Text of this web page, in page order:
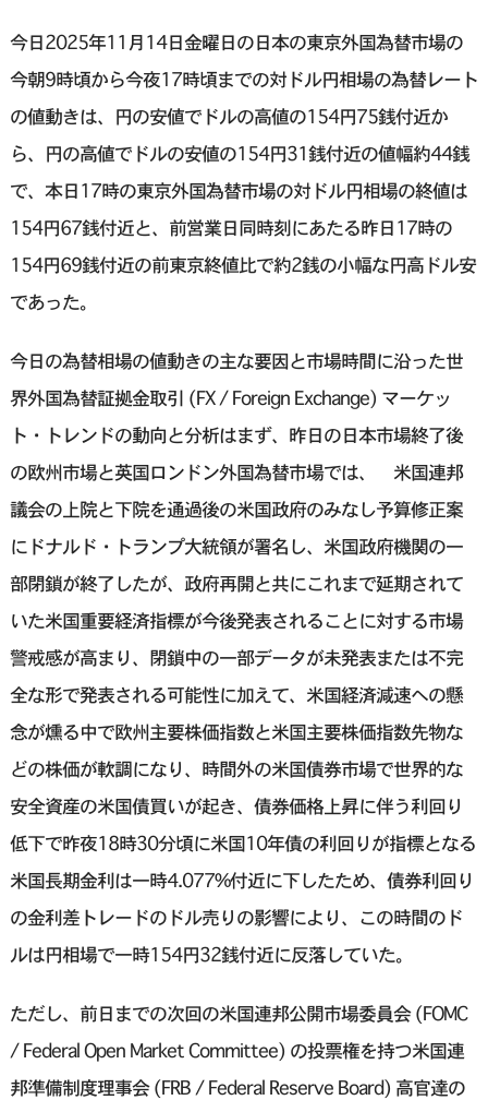
今日2025年11月14日金曜日の日本の東京外国為替市場の
今朝9時頃から今夜17時頃までの対ドル円相場の為替レート
の値動きは、円の安値でドルの高値の154円75銭付近か
ら、円の高値でドルの安値の154円31銭付近の値幅約44銭
で、本日17時の東京外国為替市場の対ドル円相場の終値は
154円67銭付近と、前営業日同時刻にあたる昨日17時の
154円69銭付近の前東京終値比で約2銭の小幅な円高ドル安
であった。
今日の為替相場の値動きの主な要因と市場時間に沿った世
界外国為替証拠金取引 (FX / Foreign Exchange) マーケッ
ト・トレンドの動向と分析はまず、昨日の日本市場終了後
の欧州市場と英国ロンドン外国為替市場では、 米国連邦
議会の上院と下院を通過後の米国政府のみなし予算修正案
にドナルド・トランプ大統領が署名し、米国政府機関の一
部閉鎖が終了したが、政府再開と共にこれまで延期されて
いた米国重要経済指標が今後発表されることに対する市場
警戒感が高まり、閉鎖中の一部データが未発表または不完
全な形で発表される可能性に加えて、米国経済減速への懸
念が燻る中で欧州主要株価指数と米国主要株価指数先物な
どの株価が軟調になり、時間外の米国債券市場で世界的な
安全資産の米国債買いが起き、債券価格上昇に伴う利回り
低下で昨夜18時30分頃に米国10年債の利回りが指標となる
米国長期金利は一時4.077%付近に下したため、債券利回り
の金利差トレードのドル売りの影響により、この時間のド
ルは円相場で一時154円32銭付近に反落していた。
ただし、前日までの次回の米国連邦公開市場委員会 (FOMC
/ Federal Open Market Committee) の投票権を持つ米国連
邦準備制度理事会 (FRB / Federal Reserve Board) 高官達の